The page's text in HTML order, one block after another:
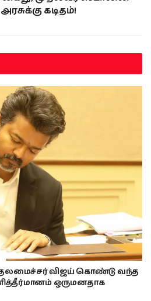
கடிதம்!
விஜய் கொண்டு வந்த
ஒருமனதாக